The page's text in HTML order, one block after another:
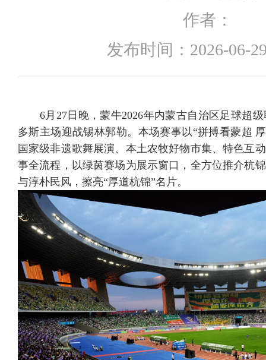
作者：
发布时间： 2026-06-
6月27日晚，蒙牛2026年内蒙古自治区足球超级
多斯主场迎战锡林郭勒。本场赛事以“拼搏看蒙超
国家级非遗歌舞展演、本土农牧好物市集、特色互
事全流程，以绿茵赛场为展示窗口，全方位推介杭
与淳朴民风，擦亮“厚道杭锦”名片。